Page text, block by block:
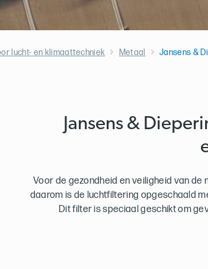
lucht- en klimaattechniek Metaal Jansens &
Jansens &
Voor de gezondheid en veiligheid van
daarom is de luchtfiltering opgeschaald
Dit filter is speciaal geschikt om